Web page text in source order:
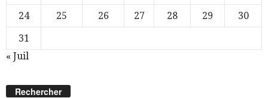
24
25 26 27 28 29
30
31
« Juil
Rechercher